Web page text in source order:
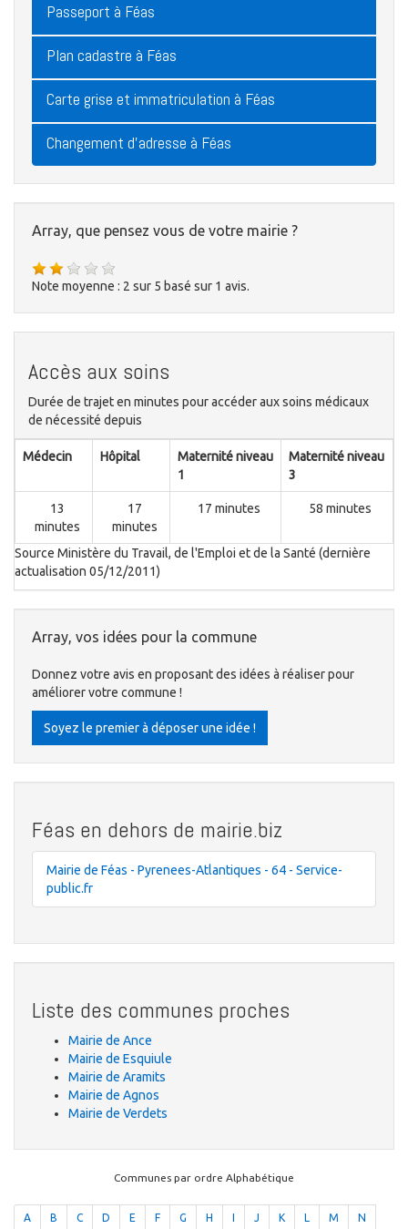
Passeport à Féas
Plan cadastre à Féas
Carte grise et immatriculation à Féas
Changement d'adresse à Féas
Array, que pensez vous de votre mairie ?
Note moyenne : 2 sur 5 basé sur 1 avis.
Accès aux soins
Durée de trajet en minutes pour accéder aux soins médicaux
de nécessité depuis
Médecin Hôpital
Maternité niveau
1
Maternité niveau
3
13
minutes
17
minutes
17 minutes 58 minutes
Source Ministère du Travail, de l'Emploi et de la Santé (dernière
actualisation 05/12/2011)
Array, vos idées pour la commune
Donnez votre avis en proposant des idées à réaliser pour
améliorer votre commune !
Soyez le premier à déposer une idée !
Féas en dehors de mairie.biz
Mairie de Féas - Pyrenees-Atlantiques - 64 - Service-
public.fr
Liste des communes proches
Mairie de Ance
Mairie de Esquiule
Mairie de Aramits
Mairie de Agnos
Mairie de Verdets
Communes par ordre Alphabétique
A B C D E F G H J K L M N